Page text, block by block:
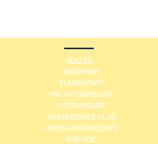
ADULTS
- BEGINNER
- ELEMENTARY
- PRE-INTERMEDIATE
- INTERMEDIATE
- INTERMEDIATE PLUS
- UPPER-INTERMEDIATE
- PRE-FCE